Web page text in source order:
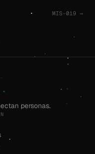
MIS-019 →
personas.